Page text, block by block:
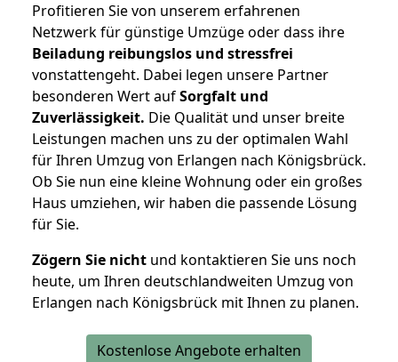
Profitieren Sie von unserem erfahrenen
Netzwerk für günstige Umzüge oder dass ihre
Beiladung reibungslos und stressfrei
vonstattengeht. Dabei legen unsere Partner
besonderen Wert aufSorgfalt und
Zuverlässigkeit. Die Qualität und unser breite
Leistungen machen uns zu der optimalen Wahl
für Ihren Umzug von Erlangen nach Königsbrück.
Ob Sie nun eine kleine Wohnung oder ein großes
Haus umziehen, wir haben die passende Lösung
für Sie.
Zögern Sie nicht und kontaktieren Sie uns noch
heute, um Ihren deutschlandweiten Umzug von
Erlangen nach Königsbrück mit Ihnen zu planen.
Kostenlose Angebote erhalten